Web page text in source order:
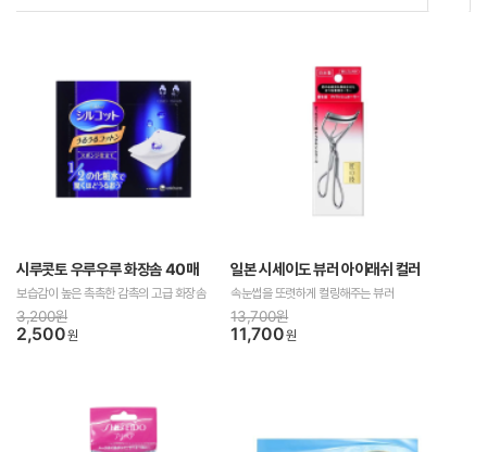
시루콧토 우루우루 화장솜 40매
보습감이 높은 촉촉한 감촉의 고급 화장솜
3,200원
2,500원
일본 시세이도 뷰러 아이래쉬 컬러
속눈썹을 또렷하게 컬링해주는 뷰러
13,700원
11,700원